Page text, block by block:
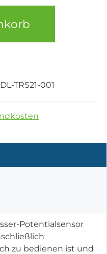
DL-TRS21-001
Potentialsensor
zu bedienen ist und